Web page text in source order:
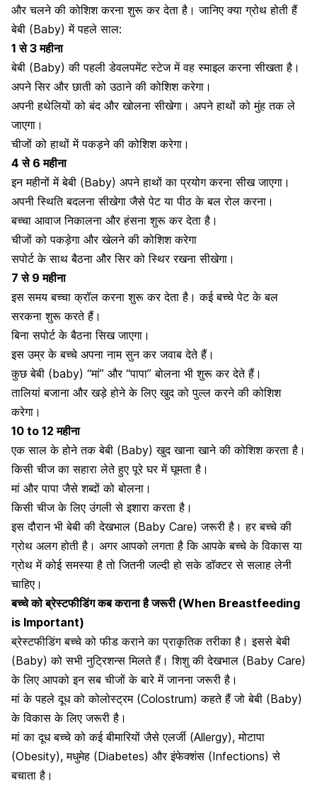
औरचलने की कोशिशकरना शुरू कर देता है। जानिए क्या ग्रोथ होती हैं
बेबी (Baby) में पहले साल:
1 से 3 महीना
बेबी (Baby) की पहली डेवलपमेंट स्टेज में वह स्माइल करना सीखता है।
अपने सिर और छाती को उठाने की कोशिश करेगा।
अपनीहथेलियों को बंद और खोलना सीखेगा । अपने हाथों को मुंह तक ले
जाएगा।
चीजों को हाथों में पकड़ने की कोशिश करेगा।
4 से 6 महीना
इन महीनों में बेबी (Baby) अपने हाथों का प्रयोग करनासीखजाएगा।
अपनी स्थिति बदलना सीखेगा जैसे पेट या पीठ के बल रोल करना।
बच्चा आवाज निकालना औरहंसना शुरू कर देता है।
चीजों को पकड़ेगा और खेलने की कोशिश करेगा
सपोर्ट के साथ बैठना और सिर को स्थिर रखना सीखेगा।
7 से 9 महीना
इस समय बच्चा क्रॉल करना शुरू कर देता है। कई बच्चेपेट के बल
सरकना शुरू करते हैं।
बिना सपोर्ट के बैठना सिख जाएगा।
इस उम्र के बच्चे अपना नाम सुन कर जवाब देते हैं।
कुछ बेबी (baby) “मां” और “पापा” बोलना भी शुरू कर देते हैं।
तालियां बजाना और खड़े होने के लिए खुद को पुल्ल करने की कोशिश
करेगा।
10 to 12 महीना
एक साल के होने तक बेबी (Baby) खुद खाना खाने की कोशिश करता है।
किसी चीज का सहारा लेते हुए पूरे घर में घूमता है।
मां और पापा जैसे शब्दों को बोलना।
किसी चीज के लिएउंगली से इशारा करता है।
इस दौरान भी बेबी की देखभाल (Baby Care) जरूरी है। हर बच्चे की
ग्रोथ अलग होती है। अगर आपको लगता है कि आपके बच्चे के विकास या
ग्रोथ में कोई समस्या है तो जितनी जल्दी हो सके डॉक्टर से सलाह लेनी
चाहिए।
बच्चे को ब्रेस्टफीडिंग कब कराना है जरूरी (When Breastfeeding
is Important)
ब्रेस्टफीडिंग बच्चे को फीड कराने का प्राकृतिक तरीका है। इससे बेबी
(Baby) को सभी नुट्रिशन्स मिलते हैं। शिशु की देखभाल (Baby Care)
के लिए आपको इन सब चीजों के बारे में जानना जरूरी है।
मां के पहले दूध को कोलोस्ट्रम (Colostrum) कहते हैं जो बेबी (Baby)
के विकास के लिए जरूरी है।
मां का दूध बच्चे को कई बीमारियों जैसे एलर्जी (Allergy), मोटापा
(Obesity), मधुमेह (Diabetes) और इंफेक्शंस (Infections) से
बचाता है।